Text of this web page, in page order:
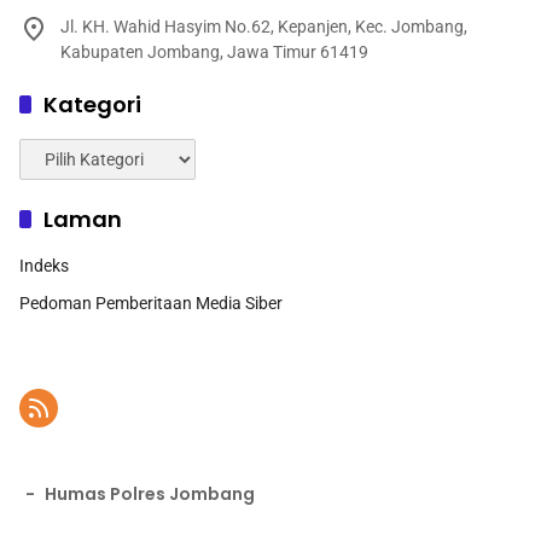
Jl. KH. Wahid Hasyim No.62, Kepanjen, Kec. Jombang,
Kabupaten Jombang, Jawa Timur 61419
Kategori
Kategori
Laman
Indeks
Pedoman Pemberitaan Media Siber
- Humas Polres Jombang